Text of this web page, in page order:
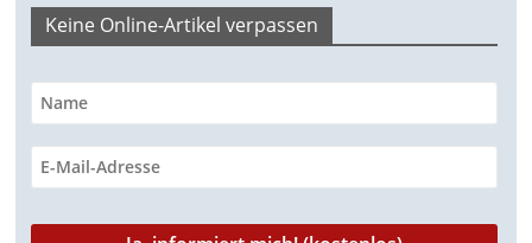
M
k
t
i
Keine Online-Artikel verpassen